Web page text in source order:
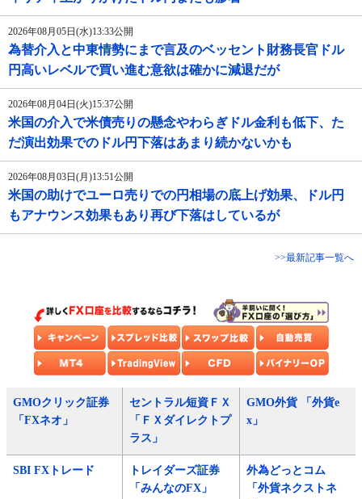
2026年08月05日(水)13:33公開
為替介入と中東情勢にまで言及のベッセント財務長官ドル
円高いレベルで買い進む意欲は確かに減退だが
2026年08月04日(火)15:37公開
米国の介入で米債売りの懸念やわらぎドル金利も低下、た
だ演出効果でのドル円下落はあまり続かないかも
2026年08月03日(月)13:51公開
米国の助けでユーロ売りでの円相場の底上げ効果、ドル円
もアナウンス効果もあり再び下落はしているが
>>最新記事一覧へ
GMOクリック証券
「FXネオ」
セントラル短資ＦＸ
「ＦＸダイレクトプ
ラス」
GMO外貨 「外貨e
x」
SBI FXトレード
トレイダーズ証券
「みんなのFX」
外為どっとコム
「外貨ネクストネ